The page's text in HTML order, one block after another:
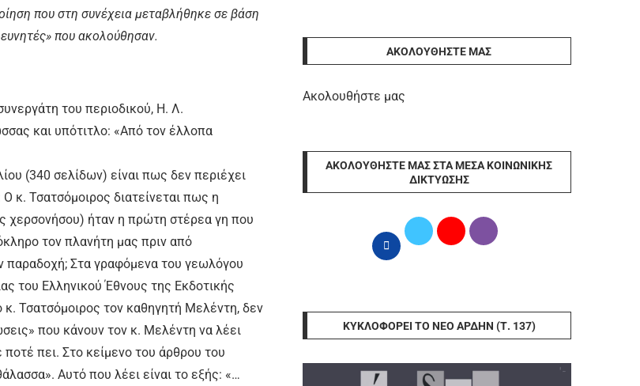
που στη συνέχεια μεταβλήθηκε σε βάση
που ακολούθησαν.
του περιοδικού, Η. Λ.
και υπότιτλο: «Από τον έλλοπα
(340 σελίδων) είναι πως δεν περιέχει
κ. Τσατσόμοιρος διατείνεται πως η
χερσονήσου) ήταν η πρώτη στέρεα γη που
τον πλανήτη μας πριν από
παραδοχή; Στα γραφόμενα του γεωλόγου
του Ελληνικού Έθνους της Εκδοτικής
Τσατσόμοιρος τον καθηγητή Μελέντη, δεν
που κάνουν τον κ. Μελέντη να λέει
πει. Στο κείμενο του άρθρου του
Αυτό που λέει είναι το εξής: «…
ΑΚΟΛΟΥΘΉΣΤΕ ΜΑΣ
Ακολουθήστε μας
ΑΚΟΛΟΥΘΉΣΤΕ ΜΑΣ ΣΤΑ ΜΈΣΑ ΚΟΙΝΩΝΙΚΉΣ
ΔΙΚΤΎΩΣΗΣ
ΚΥΚΛΟΦΟΡΕΊ ΤΟ ΝΈΟ ΆΡΔΗΝ (Τ. 137)